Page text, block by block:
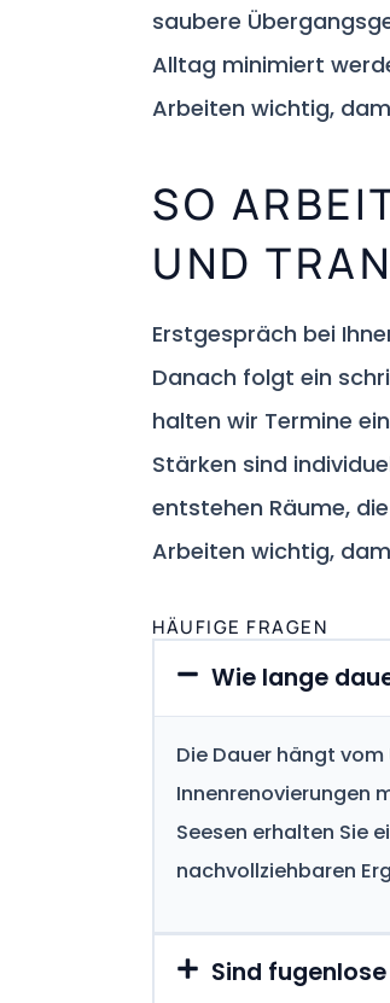
saubere
Alltag minimiert
Arbeiten wichtig,
SO
UND
Erstgespräch bei
Danach folgt ein
halten wir Termine
Stärken sind
entstehen Räume,
Arbeiten wichtig,
HÄUFIGE FRAGEN
Wie lange
Die Dauer hängt
Innenrenovierungen
Seesen erhalten Sie
nachvollziehbaren
Sind